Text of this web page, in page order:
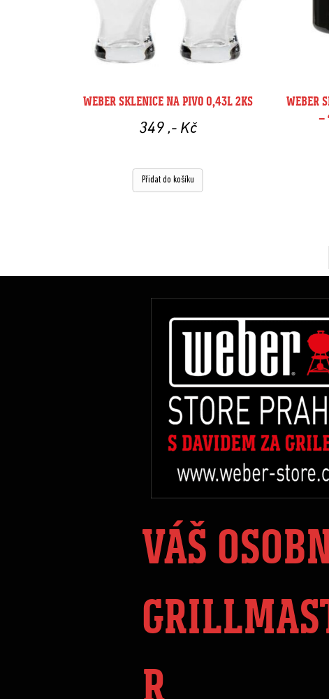
WEBER SKLENICE NA PIVO 0,43L 2KS
349 ,- Kč
Přidat do košíku
WEBER
–
VÁŠ
R